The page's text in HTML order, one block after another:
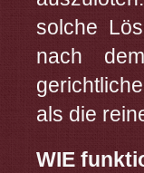
solche
nach
als die
WIE